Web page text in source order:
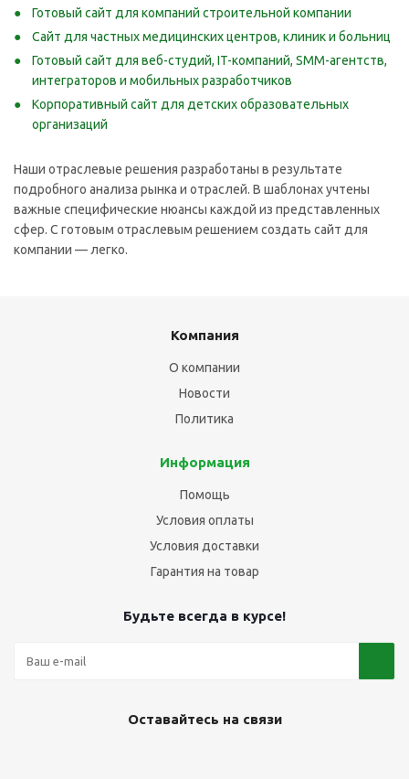
Готовый сайт для компаний строительной компании
Сайт для частных медицинских центров, клиник и больниц
Готовый сайт для веб-студий, IT-компаний, SMM-агентств,
интеграторов и мобильных разработчиков
Корпоративный сайт для детских образовательных
организаций
Наши отраслевые решения разработаны в результате
подробного анализа рынка и отраслей. В шаблонах учтены
важные специфические нюансы каждой из представленных
сфер. С готовым отраслевым решением создать сайт для
компании — легко.
Компания
О компании
Новости
Политика
Информация
Помощь
Условия оплаты
Условия доставки
Гарантия на товар
Будьте всегда в курсе!
Оставайтесь на связи